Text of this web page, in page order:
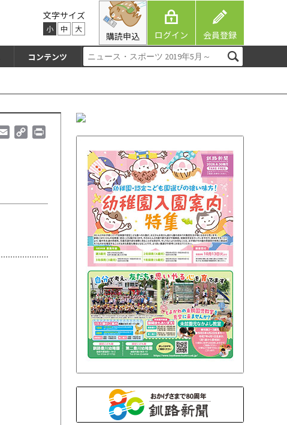
文字サイズ
小 中 大
購読申込 ログイン 会員登録
コンテンツ